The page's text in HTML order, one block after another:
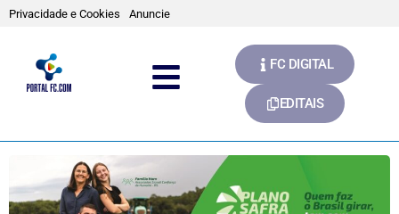
Privacidade e Cookies Anuncie
FC DIGITAL
EDITAIS